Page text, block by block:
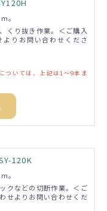
。
くり抜き作業。＜ご購入
りお問い合わせくださ
ついては、上記は1～9本ま
120K
。
クなどの切断作業。＜ご
せよりお問い合わせくだ